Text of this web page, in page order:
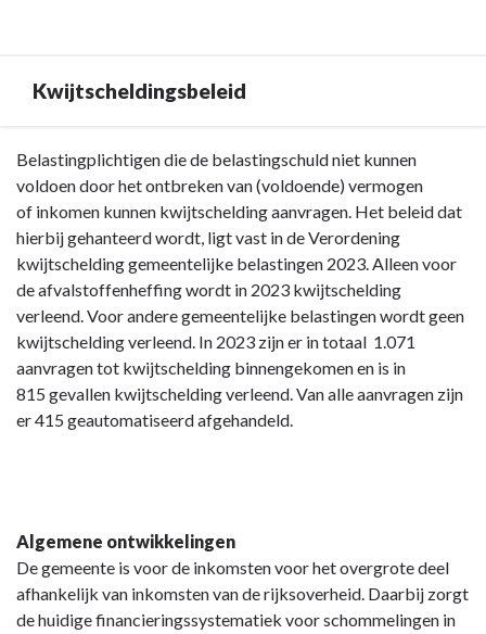
Kwijtscheldingsbeleid
Terug
naar
navigatie
Paragraaf
Lokale
heffingen
Kwijtscheldingsbeleid
Belastingplichtigen die de belastingschuld niet kunnen
voldoen door het ontbreken van (voldoende) vermogen
of inkomen kunnen kwijtschelding aanvragen. Het beleid dat
hierbij gehanteerd wordt, ligt vast in de Verordening
kwijtschelding gemeentelijke belastingen 2023. Alleen voor
de afvalstoffenheffing wordt in 2023 kwijtschelding
verleend. Voor andere gemeentelijke belastingen wordt geen
kwijtschelding verleend. In 2023 zijn er in totaal 1.071
aanvragen tot kwijtschelding binnengekomen en is in
815 gevallen kwijtschelding verleend. Van alle aanvragen zijn
er 415 geautomatiseerd afgehandeld.
Algemene ontwikkelingen
De gemeente is voor de inkomsten voor het overgrote deel
afhankelijk van inkomsten van de rijksoverheid. Daarbij zorgt
de huidige financieringssystematiek voor schommelingen in